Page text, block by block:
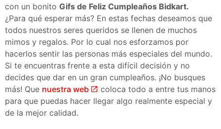
con un bonito Gifs de Feliz Cumpleaños Bidkart.
¿Para qué esperar más? En estas fechas deseamos que
todos nuestros seres queridos se llenen de muchos
mimos y regalos. Por lo cual nos esforzamos por
hacerlos sentir las personas más especiales del mundo.
Si te encuentras frente a esta difícil decisión y no
decides que dar en un gran cumpleaños. ¡No busques
más! Que nuestra web
coloca todo a entre tus manos
para que puedas hacer llegar algo realmente especial y
de la mejor calidad.